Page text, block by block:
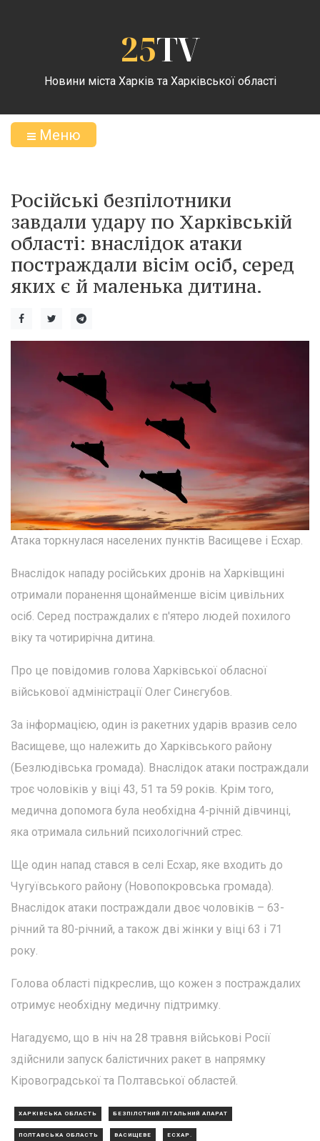
25TV
Новини міста Харків та Харківської області
Меню
Російські безпілотники
завдали удару по Харківській
області: внаслідок атаки
постраждали вісім осіб, серед
яких є й маленька дитина.
Атака торкнулася населених пунктів Васищеве і Есхар.
Внаслідок нападу російських дронів на Харківщині
отримали поранення щонайменше вісім цивільних
осіб. Серед постраждалих є п'ятеро людей похилого
віку та чотирирічна дитина.
Про це повідомив голова Харківської обласної
військової адміністрації Олег Синєгубов.
За інформацією, один із ракетних ударів вразив село
Васищеве, що належить до Харківського району
(Безлюдівська громада). Внаслідок атаки постраждали
троє чоловіків у віці 43, 51 та 59 років. Крім того,
медична допомога була необхідна 4-річній дівчинці,
яка отримала сильний психологічний стрес.
Ще один напад стався в селі Есхар, яке входить до
Чугуївського району (Новопокровська громада).
Внаслідок атаки постраждали двоє чоловіків – 63-
річний та 80-річний, а також дві жінки у віці 63 і 71
року.
Голова області підкреслив, що кожен з постраждалих
отримує необхідну медичну підтримку.
Нагадуємо, що в ніч на 28 травня військові Росії
здійснили запуск балістичних ракет в напрямку
Кіровоградської та Полтавської областей.
ХАРКІВСЬКА ОБЛАСТЬ БЕЗПІЛОТНИЙ ЛІТАЛЬНИЙ АПАРАТ
ПОЛТАВСЬКА ОБЛАСТЬ ВАСИЩЕВЕ ЕСХАР.